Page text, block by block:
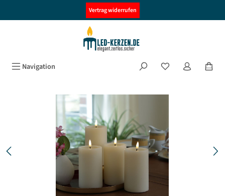
Vertrag widerrufen
Navigation
Bildergalerie überspringen